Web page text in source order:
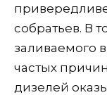
собратьев. В
заливаемого
частых
дизелей